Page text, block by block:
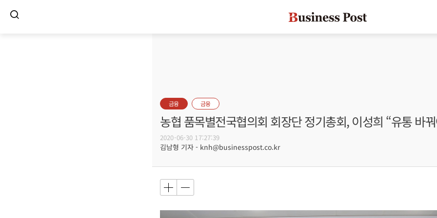
금융 금융
농협 품목별전국협의회 회장단 정기총회, 이성희 “유통 바
2020-06-30 17:27:39
김남형 기자 - knh@businesspost.co.kr